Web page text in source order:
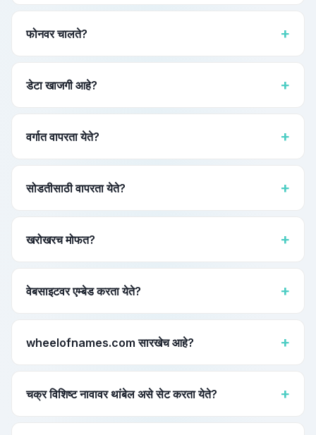
कडक मर्यादा नाही. चक्र शेकडो एंट्रीज आरामात हाताळू शकते.
फोनवर चालते?
हो. हे नाव चक्र जनरेटर पूर्णपणे रिस्पॉन्सिव्ह आहे. iPhone, Android, iPad,
टॅबलेट, Chromebook, लॅपटॉप आणि डेस्कटॉप मॉनिटरवर काम करते.
डेटा खाजगी आहे?
पूर्णपणे. हे साधन क्लायंट-साइड JavaScript वापरून 100% तुमच्या
ब्राउझरमध्ये चालते. कोणतीही नावे, व्हील कॉन्फिगरेशन किंवा वापर डेटा कोणत्याही
वर्गात वापरता येते?
नक्कीच — सर्वात लोकप्रिय वापरांपैकी एक. विद्यार्थ्यांची नावे जोडा, "फिरवल्यानंतर
विजेता काढा" चालू करा आणि क्लासरूम स्क्रीनवर प्रोजेक्ट करा. जगभरात
सोडतीसाठी वापरता येते?
हो. बल्क अ‍ॅड वापरून सर्व सहभागींची नावे पेस्ट करा, "विजेता काढा" सक्रिय करा
आणि हवे तितके विजेते निवडा — एक-एक करून.
खरोखरच मोफत?
कोणताही सापळा नाही. प्रत्येक वैशिष्ट्य — अमर्यादित नावे, शेअर लिंक्स, एक्सपोर्ट
आणि इम्पोर्ट, डार्क मोड, 25 भाषा, कॉन्फेटी — सर्व पूर्णपणे मोफत.
वेबसाइटवर एम्बेड करता येते?
शेअर वैशिष्ट्य वापरून प्री-लोडेड चक्राचा डायरेक्ट लिंक शेअर करता येतो.
wheelofnames.com सारखेच आहे?
नाही. हे स्वतंत्रपणे बांधलेले नाव चक्र जनरेटर आहे. 25 भाषा सपोर्ट, कॉन्फेटी,
डार्क मोड आणि सीरो सर्व्हर ट्रान्समिशनसह पूर्ण डेटा गोपनीयता यासारखी वैशिष्ट्ये
चक्र विशिष्ट नावावर थांबेल असे सेट करता येते?
नाही. चक्र Math.random वापरते जे अ‍ॅप्लिकेशनमधून सीड किंवा मॅनिप्युलेट